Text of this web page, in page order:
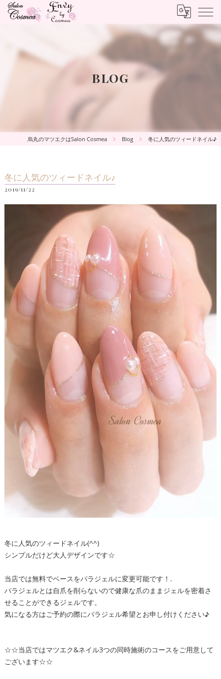
BLOG
烏丸のマツエクはSalon Cosmea Blog 冬に人気のツィードネイル♪
冬に人気のツィードネイル♪
2019/11/22
冬に人気のツィードネイル(^^)
シンプルだけど大人デザインです☆
当店では無料でベースをパラジェルに変更可能です！.
パラジェルとは自爪を削らないので健康な爪のままジェルを密着さ
せることができるジェルです。
気になる方はご予約の際にパラジェル希望とお申し付けください♪
☆☆当店ではマツエク&ネイル3つの同時施術のコースをご用意して
ございます☆☆